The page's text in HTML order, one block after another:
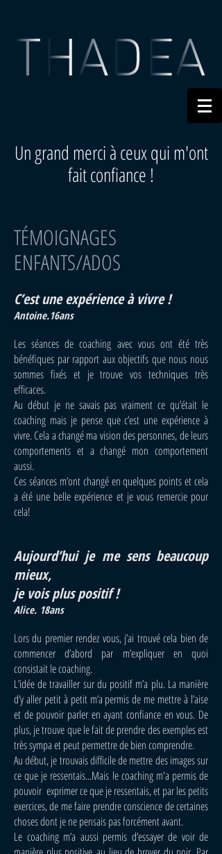
Un grand merci à ceux qui m'ont
fait confiance !
TÉMOIGNAGES
ENFANTS/ADOS
C’est une expérience à vivre !
Antoine.16ans
Les séances de coaching avec vous ont été très
bénéfiques par rapport aux objectifs que nous nous
sommes fixés et je trouve vos techniques très
efficaces.
Au début je ne savais pas vraiment ce qu’était le
coaching mais je pense que c’est une expérience à
vivre. Cela a changé ma vision des personnes, de leurs
comportements et a changé mon comportement
aussi.
Ces séances m’ont changé en quelques points et cela
a été une belle expérience et je vous remercie pour
cela!
Aujourd’hui je me sens beaucoup
mieux,
je vois plus positif !
Alice. 18ans
Lors du premier rendez vous, j’ai trouvé cela bien de
commencer d’abord par m’expliquer en quoi
consistait le coaching.
L’idée de travailler sur du positif m’a plu. La manière
d’y aller petit à petit m’a permis de me mettre à l’aise
et de pouvoir parler en ayant confiance en vous. De
plus, je trouve que le fait de prendre des exemples est
très sympa et peut permettre de bien comprendre.
Au début, je trouvais difficile de mettre des images sur
ce que je ressentais...Mais le coaching m'a permis de
pouvoir exprimerce que je ressentais, et par les petits
exercices, de me faire prendre conscience de certaines
choses dont je ne pensais pas forcément avant.
Le coaching m’a aussi permis d’essayer de voir de